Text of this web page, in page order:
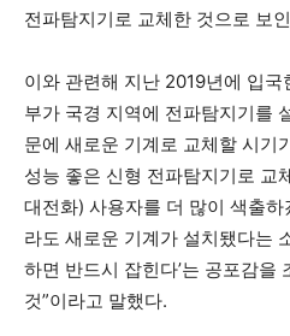
전파탐지기로 교체한 것으로 보
이와 관련해 지난 2019년에 입국
부가 국경 지역에 전파탐지기를
문에 새로운 기계로 교체할 시기
성능 좋은 신형 전파탐지기로 교
대전화) 사용자를 더 많이 색출
라도 새로운 기계가 설치됐다는
하면 반드시 잡힌다’는 공포감을
것”이라고 말했다.